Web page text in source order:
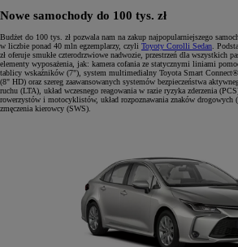
Nowe samochody do 100 tys. zł
Budżet do 100 tys. zł pozwala nam na zakup najpopularniejszego
w liczbie ponad 40 mln egzemplarzy, czyli Toyoty Corolli Sedan .
zł oferuje smukłe czterodrzwiowe nadwozie, przestrzeń dla wszystkich
elementy wyposażenia, jak: kamera cofania ze statycznymi liniami
tablicy wskaźników (7"), system multimedialny Toyota Smart
(8" HD) oraz szereg zaawansowanych systemów bezpieczeństwa
ruchu (LTA), układ wczesnego reagowania w razie ryzyka zderzenia
rowerzystów i motocyklistów, układ rozpoznawania znaków drogowych
zmęczenia kierowcy (SWS).